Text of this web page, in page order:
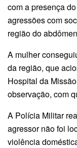
com a presença
agressões com
região do
A mulher
da região, que
Hospital da
observação, com
A Polícia Militar
agressor não foi
violência